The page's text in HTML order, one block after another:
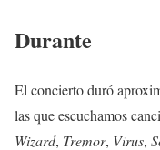
Durante
El concierto duró
las que escuchamos
Wizard, Tremor, Virus,